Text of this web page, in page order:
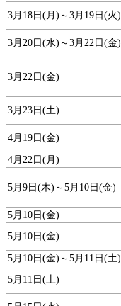
3月18日(月)～3月19日(火)
3月20日(水)～3月22日(金)
3月22日(金)
3月23日(土)
4月19日(金)
4月22日(月)
5月9日(木)～5月10日(金)
5月10日(金)
5月10日(金)
5月10日(金)～5月11日(土)
5月11日(土)